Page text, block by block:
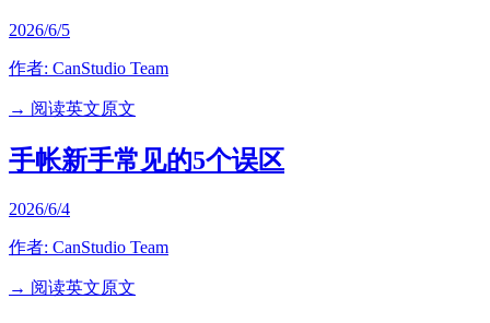
2026/6/5
作者: CanStudio Team
→ 阅读英文原文
手帐新手常见的5个误区
2026/6/4
作者: CanStudio Team
→ 阅读英文原文